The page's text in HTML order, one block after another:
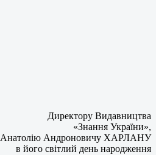
Директору Видавництва
«Знання України»,
Анатолію Андроновичу ХАРЛАНУ
в його світлий день народження